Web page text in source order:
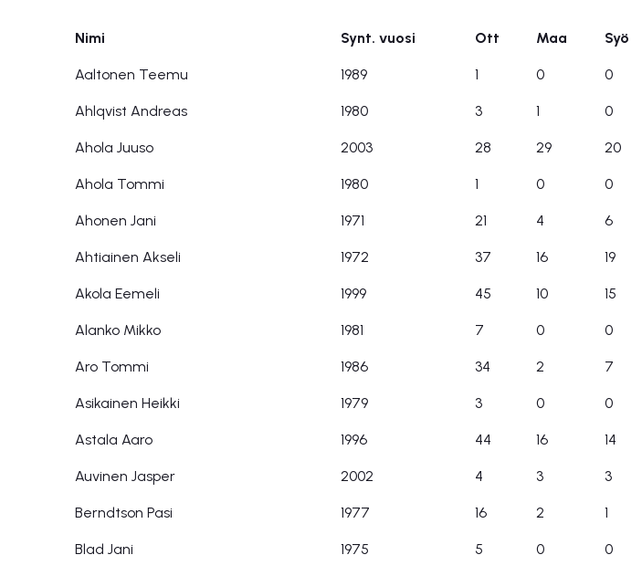
Nimi Synt. vuosi Ott Maa Syö
Nimi
Synt. vuosi Ott Maa Syö
Aaltonen Teemu 1989 1 0 0
Ahlqvist Andreas 1980 3 1 0
Ahola Juuso 2003 28 29 20
Ahola Tommi 1980 1 0 0
Ahonen Jani 1971 21 4 6
Ahtiainen Akseli 1972 37 16 19
Akola Eemeli 1999 45 10 15
Alanko Mikko 1981 7 0 0
Aro Tommi 1986 34 2 7
Asikainen Heikki 1979 3 0 0
Astala Aaro 1996 44 16 14
Auvinen Jasper 2002 4 3 3
Berndtson Pasi 1977 16 2 1
Blad Jani 1975 5 0 0